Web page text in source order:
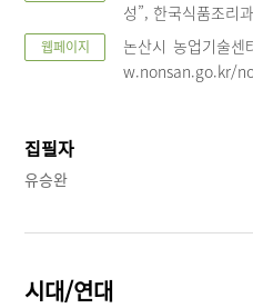
성”, 한국식품조리
웹페이지
논산시 농업기술
w.nonsan.go.kr/
집필자
유승완
시대/연대